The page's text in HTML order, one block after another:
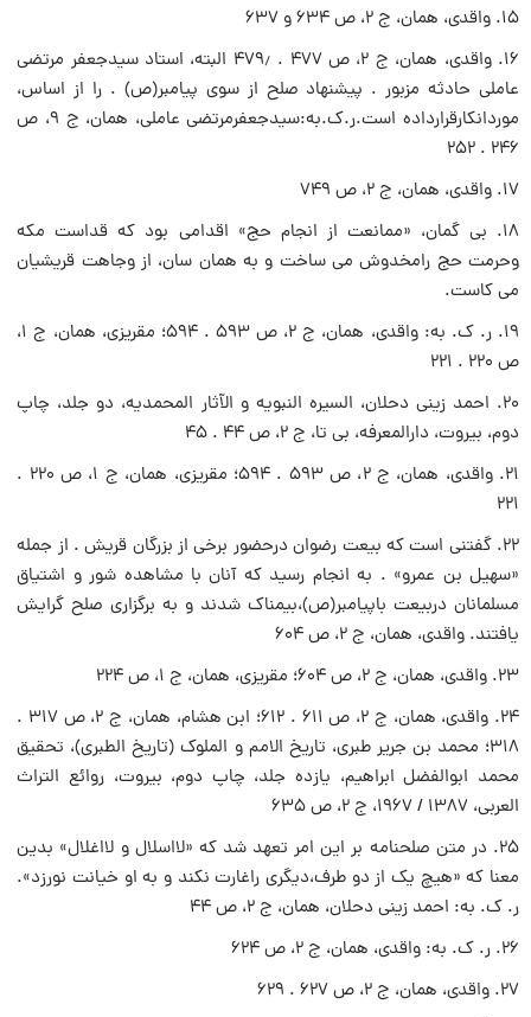
۱۵. واقدى، همان، ج ۲، ص ۶۳۴ و ۶۳۷
۱۶. واقدى، همان، ج ۲، ص ۴۷۷ . ۴۷۹٫ البته، استاد سیدجعفر مرتضى
عاملى حادثه مزبور . پیشنهاد صلح از سوى پیامبر(ص) . را از اساس،
موردانکارقرارداده است.ر.ک.به:سیدجعفرمرتضى عاملى، همان، ج ۹، ص
۲۴۶ . ۲۵۲
۱۷. واقدى، همان، ج ۲، ص ۷۴۹
۱۸. بى گمان، «ممانعت از انجام حج» اقدامى بود که قداست مکه
وحرمت حج رامخدوش مى ساخت و به همان سان، از وجاهت قریشیان
مى کاست.
۱۹. ر. ک. به: واقدى، همان، ج ۲، ص ۵۹۳ . ۵۹۴؛ مقریزى، همان، ج ۱،
ص ۲۲۰ . ۲۲۱
۲۰. احمد زینى دحلان، السیره النبویه و الآثار المحمدیه، دو جلد، چاپ
دوم، بیروت، دارالمعرفه، بى تا، ج ۲، ص ۴۴ . ۴۵
۲۱. واقدى، همان، ج ۲، ص ۵۹۳ . ۵۹۴؛ مقریزى، همان، ج ۱، ص ۲۲۰ .
۲۲۱
۲۲. گفتنى است که بیعت رضوان درحضور برخى از بزرگان قریش . از جمله
«سهیل بن عمرو» . به انجام رسید که آنان با مشاهده شور و اشتیاق
مسلمانان دربیعت باپیامبر(ص)،بیمناک شدند و به برگزارى صلح گرایش
یافتند. واقدى، همان، ج ۲، ص ۶۰۴
۲۳. واقدى، همان، ج ۲، ص ۶۰۴؛ مقریزى، همان، ج ۱، ص ۲۲۴
۲۴. واقدى، همان، ج ۲، ص ۶۱۱ . ۶۱۲؛ ابن هشام، همان، ج ۲، ص ۳۱۷ .
۳۱۸؛ محمد بن جریر طبرى، تاریخ الامم و الملوک (تاریخ الطبرى)، تحقیق
محمد ابوالفضل ابراهیم، یازده جلد، چاپ دوم، بیروت، روائع التراث
العربى، ۱۳۸۷ / ۱۹۶۷، ج ۲، ص ۶۳۵
۲۵. در متن صلحنامه بر این امر تعهد شد که «لااسلال و لااغلال» بدین
معنا که «هیچ یک از دو طرف،دیگرى راغارت نکند و به او خیانت نورزد».
ر. ک. به: احمد زینى دحلان، همان، ج ۲، ص ۴۴
۲۶. ر. ک. به: واقدى، همان، ج ۲، ص ۶۲۴
۲۷. واقدى، همان، ج ۲، ص ۶۲۷ . ۶۲۹